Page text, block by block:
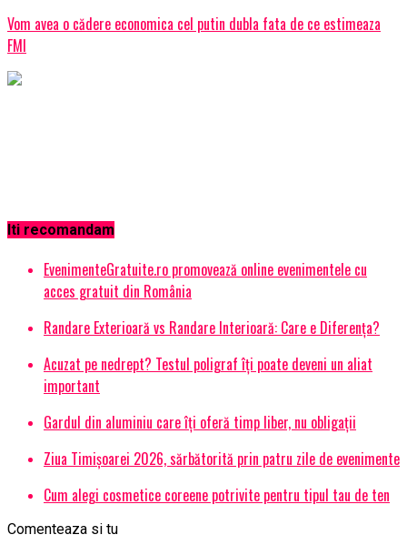
Vom avea o cădere economica cel putin dubla fata de ce estimeaza
FMI
Iti recomandam
EvenimenteGratuite.ro promovează online evenimentele cu
acces gratuit din România
Randare Exterioară vs Randare Interioară: Care e Diferența?
Acuzat pe nedrept? Testul poligraf îţi poate deveni un aliat
important
Gardul din aluminiu care îți oferă timp liber, nu obligații
Ziua Timișoarei 2026, sărbătorită prin patru zile de evenimente
Cum alegi cosmetice coreene potrivite pentru tipul tau de ten
Comenteaza si tu